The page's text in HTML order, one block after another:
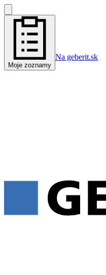
Moje zoznamy
Na geberit.sk